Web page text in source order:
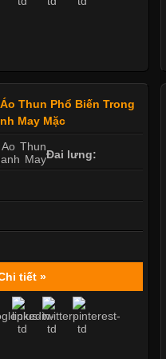
Thun Phổ Biến Trong
May Mặc
Đai lưng:
tiết »